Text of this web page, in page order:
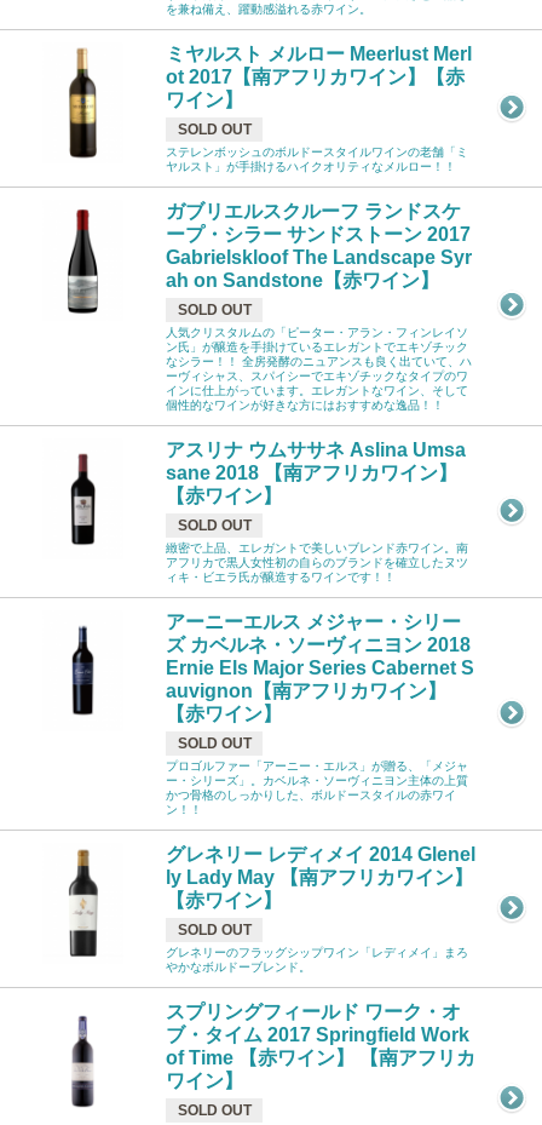
を兼ね備え、躍動感溢れる赤ワイン。
ミヤルスト メルロー Meerlust Merl
ot 2017【南アフリカワイン】【赤
ワイン】
SOLD OUT
ステレンボッシュのボルドースタイルワインの老舗「ミ
ヤルスト」が手掛けるハイクオリティなメルロー！！
ガブリエルスクルーフ ランドスケ
ープ・シラー サンドストーン 2017
Gabrielskloof The Landscape Syr
ah on Sandstone【赤ワイン】
SOLD OUT
人気クリスタルムの「ピーター・アラン・フィンレイソ
ン氏」が醸造を手掛けているエレガントでエキゾチック
なシラー！！ 全房発酵のニュアンスも良く出ていて、ハ
ーヴィシャス、スパイシーでエキゾチックなタイプのワ
インに仕上がっています。エレガントなワイン、そして
個性的なワインが好きな方にはおすすめな逸品！！
アスリナ ウムササネ Aslina Umsa
sane 2018 【南アフリカワイン】
【赤ワイン】
SOLD OUT
緻密で上品、エレガントで美しいブレンド赤ワイン。南
アフリカで黒人女性初の自らのブランドを確立したヌツ
ィキ・ビエラ氏が醸造するワインです！！
アーニーエルス メジャー・シリー
ズ カベルネ・ソーヴィニヨン 2018
Ernie Els Major Series Cabernet S
auvignon【南アフリカワイン】
【赤ワイン】
SOLD OUT
プロゴルファー「アーニー・エルス」が贈る、「メジャ
ー・シリーズ」。カベルネ・ソーヴィニヨン主体の上質
かつ骨格のしっかりした、ボルドースタイルの赤ワイ
ン！！
グレネリー レディメイ 2014 Glenel
ly Lady May 【南アフリカワイン】
【赤ワイン】
SOLD OUT
グレネリーのフラッグシップワイン「レディメイ」まろ
やかなボルドーブレンド。
スプリングフィールド ワーク・オ
ブ・タイム 2017 Springfield Work
of Time 【赤ワイン】 【南アフリカ
ワイン】
SOLD OUT